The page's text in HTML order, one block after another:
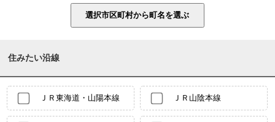
住みたい沿線
ＪＲ東海道・山陽本線 ＪＲ山陰本線